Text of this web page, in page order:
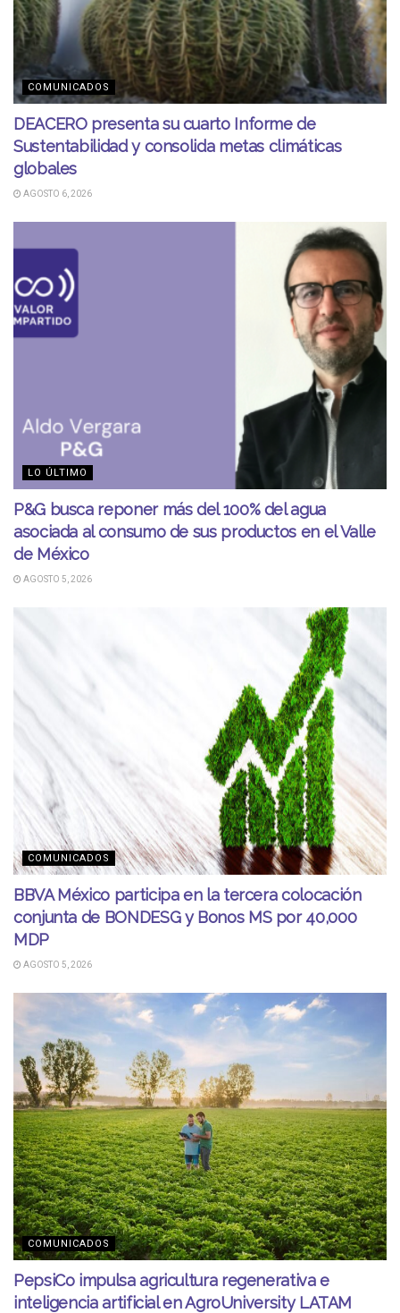
COMUNICADOS
DEACERO presenta su cuarto Informe de
Sustentabilidad y consolida metas climáticas
globales
AGOSTO 6, 2026
LO ÚLTIMO
P&G busca reponer más del 100% del agua
asociada al consumo de sus productos en el Valle
de México
AGOSTO 5, 2026
COMUNICADOS
BBVA México participa en la tercera colocación
conjunta de BONDESG y Bonos MS por 40,000
MDP
AGOSTO 5, 2026
COMUNICADOS
PepsiCo impulsa agricultura regenerativa e
inteligencia artificial en AgroUniversity LATAM